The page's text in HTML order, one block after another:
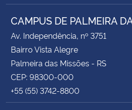
CAMPUS DE PALMEIRA
Av. Independência, nº 3751
Bairro Vista Alegre
Palmeira das Missões - RS
CEP: 98300-000
+55 (55) 3742-8800